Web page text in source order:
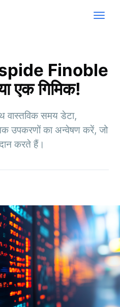
Finoble
एक गिमिक!
समय डेटा,
उपकरणों का अन्वेषण करें, जो
करते हैं।